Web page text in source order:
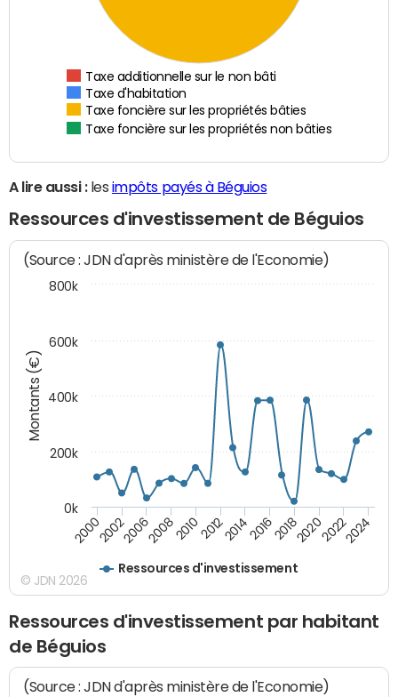
Taxe additionnelle sur le non bâti
Taxe d'habitation
Taxe foncière sur les propriétés bâties
Taxe foncière sur les propriétés non bâties
A lire aussi :les impôts payés à Béguios
Ressources d'investissement de Béguios
Montants (€)
(Source : JDN d'après ministère de l'Economie)
Ressources d'investissement
200020022006200820102012201420162018202020222024
0k
200k
400k
600k
800k
© JDN 2026
Ressources d'investissement par habitant
de Béguios
(Source : JDN d'après ministère de l'Economie)